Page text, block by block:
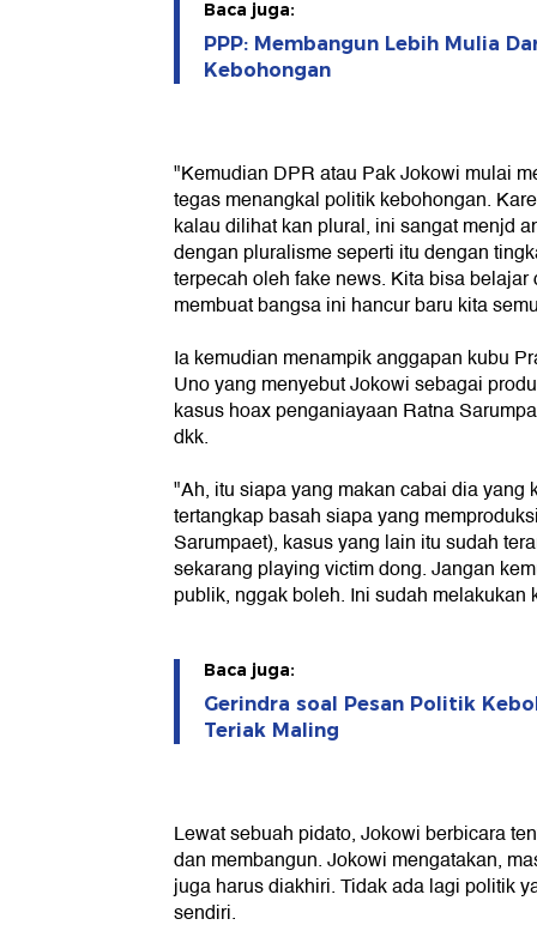
Baca juga:
PPP: Membangun Lebih Mulia
Kebohongan
"Kemudian DPR atau Pak Jokowi mulai
tegas menangkal politik kebohongan.
kalau dilihat kan plural, ini sangat menjd
dengan pluralisme seperti itu dengan
terpecah oleh fake news. Kita bisa
membuat bangsa ini hancur baru kita
Ia kemudian menampik anggapan kubu
Uno yang menyebut Jokowi sebagai
kasus hoax penganiayaan Ratna
dkk.
"Ah, itu siapa yang makan cabai dia yang
tertangkap basah siapa yang
Sarumpaet), kasus yang lain itu sudah
sekarang playing victim dong. Jangan
publik, nggak boleh. Ini sudah
Baca juga:
Gerindra soal Pesan Politik
Teriak Maling
Lewat sebuah pidato, Jokowi berbicara
dan membangun. Jokowi mengatakan,
juga harus diakhiri. Tidak ada lagi politik
sendiri.